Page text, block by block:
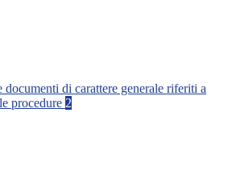
documenti di carattere generale riferiti a
procedure 2